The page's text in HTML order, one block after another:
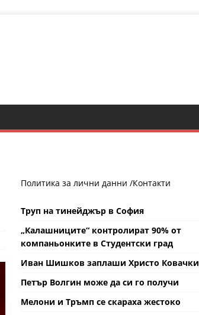
Политика за лични данни /Контакти
Труп на тинейджър в София
„Калашниците“ контролират 90% от
компаньонките в Студентски град
Иван Шишков заплаши Христо Ковачки
Петър Волгин може да си го получи
Мелони и Тръмп се скараха жестоко